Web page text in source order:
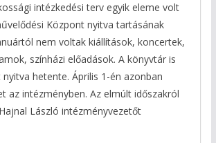
intézkedési terv egyik eleme volt
Központ nyitva tartásának
nem voltak kiállítások, koncertek,
színházi előadások. A könyvtár is
hetente. Április 1-én azonban
az intézményben. Az elmúlt időszakról
László intézményvezetőt